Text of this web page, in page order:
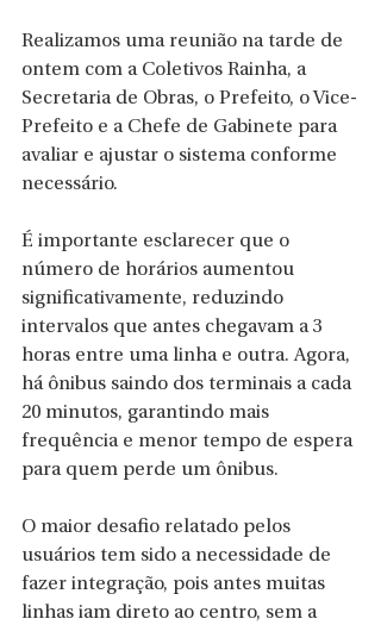
Realizamos uma reunião na tarde de
ontem com a Coletivos Rainha, a
Secretaria de Obras, o Prefeito, o Vice-
Prefeito e a Chefe de Gabinete para
avaliar e ajustar o sistema conforme
necessário.
É importante esclarecer que o
número de horários aumentou
significativamente, reduzindo
intervalos que antes chegavam a 3
horas entre uma linha e outra. Agora,
há ônibus saindo dos terminais a cada
20 minutos, garantindo mais
frequência e menor tempo de espera
para quem perde um ônibus.
O maior desafio relatado pelos
usuários tem sido a necessidade de
fazer integração, pois antes muitas
linhas iam direto ao centro, sem a